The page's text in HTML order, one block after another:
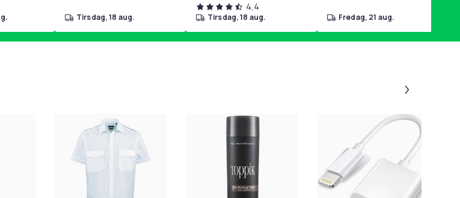
tirsdag, 18 aug.
4,4
tirsdag, 18 aug. fredag, 21 aug.